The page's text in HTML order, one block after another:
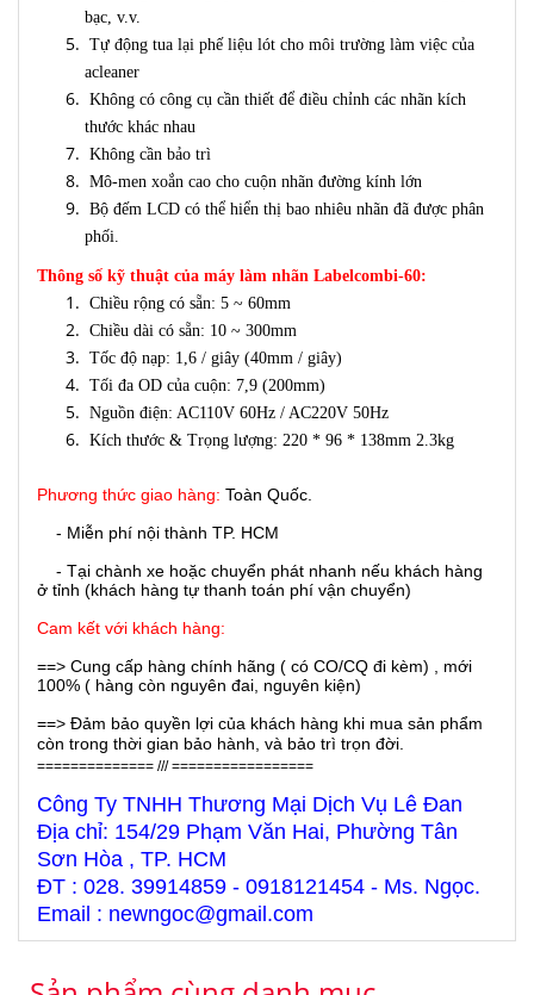
bạc, v.v.
Tự động tua lại phế liệu lót cho môi trường làm việc của
acleaner
Không có công cụ cần thiết để điều chỉnh các nhãn kích
thước khác nhau
Không cần bảo trì
Mô-men xoắn cao cho cuộn nhãn đường kính lớn
Bộ đếm LCD có thể hiển thị bao nhiêu nhãn đã được phân
phối.
Thông số kỹ thuật của máy làm nhãn Labelcombi-60:
Chiều rộng có sẵn: 5 ~ 60mm
Chiều dài có sẵn: 10 ~ 300mm
Tốc độ nạp: 1,6 / giây (40mm / giây)
Tối đa OD của cuộn: 7,9 (200mm)
Nguồn điện: AC110V 60Hz / AC220V 50Hz
Kích thước & Trọng lượng: 220 * 96 * 138mm 2.3kg
Phương thức giao hàng: Toàn Quốc.
- Miễn phí nội thành TP. HCM
- Tại chành xe hoặc chuyển phát nhanh nếu khách hàng
ở tỉnh (khách hàng tự thanh toán phí vận chuyển)
Cam kết với khách hàng:
==> Cung cấp hàng chính hãng ( có CO/CQ đi kèm) , mới
100% ( hàng còn nguyên đai, nguyên kiện)
==> Đảm bảo quyền lợi của khách hàng khi mua sản phẩm
còn trong thời gian bảo hành, và bảo trì trọn đời.
============== /// =================
Công Ty TNHH Thương Mại Dịch Vụ Lê Đan
Địa chỉ: 154/29 Phạm Văn Hai, Phường Tân
Sơn Hòa , TP. HCM
ĐT : 028. 39914859 - 0918121454 - Ms. Ngọc.
Email : newngoc@gmail.com